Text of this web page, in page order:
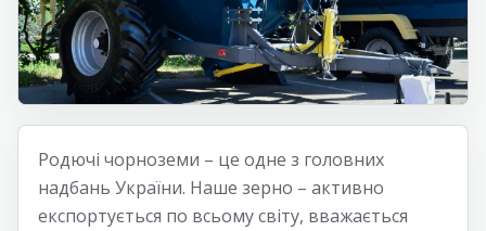
Родючі чорноземи – це одне з головних
надбань України. Наше зерно – активно
експортується по всьому світу, вважається